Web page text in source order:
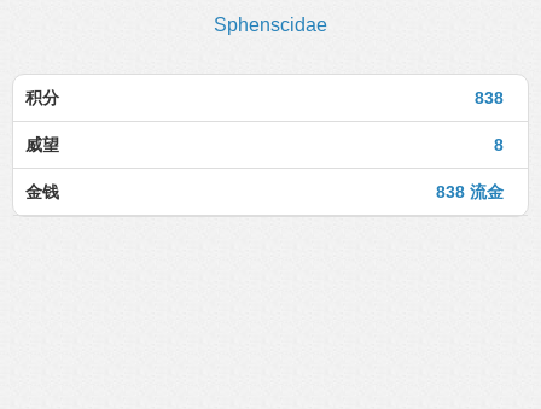
Sphenscidae
838
积分
8
威望
838 流金
金钱